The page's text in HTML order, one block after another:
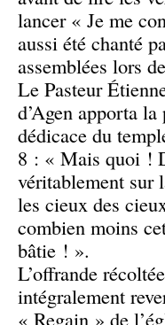
lancer « Je me
aussi été chanté
assemblées lors
Le Pasteur
d’Agen apporta
dédicace du
8 : « Mais quoi !
véritablement sur
les cieux des
combien moins
bâtie ! ».
L’offrande
intégralement
« Regain » de